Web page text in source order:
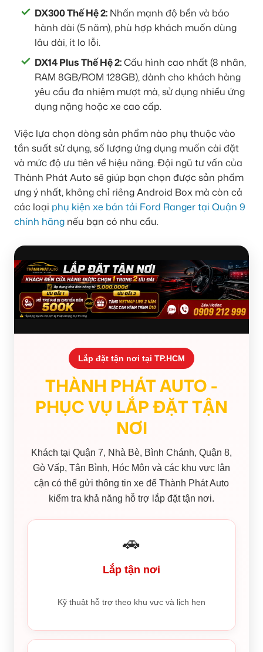
DX300 Thế Hệ 2: Nhấn mạnh độ bền và bảo
hành dài (5 năm), phù hợp khách muốn dùng
lâu dài, ít lo lỗi.
DX14 Plus Thế Hệ 2:Cấu hình cao nhất (8 nhân,
RAM 8GB/ROM 128GB), dành cho khách hàng
yêu cầu đa nhiệm mượt mà, sử dụng nhiều ứng
dụng nặng hoặc xe cao cấp.
Việc lựa chọn dòng sản phẩm nào phụ thuộc vào
tần suất sử dụng, số lượng ứng dụng muốn cài đặt
và mức độ ưu tiên về hiệu năng. Đội ngũ tư vấn của
Thành Phát Auto sẽ giúp bạn chọn được sản phẩm
ưng ý nhất, không chỉ riêng Android Box mà còn cả
các loại phụ kiện xe bán tải Ford Ranger tại Quận 9
chính hãng nếu bạn có nhu cầu.
Lắp đặt tận nơi tại TP.HCM
THÀNH PHÁT AUTO -
PHỤC VỤ LẮP ĐẶT TẬN
NƠI
Khách tại Quận 7, Nhà Bè, Bình Chánh, Quận 8,
Gò Vấp, Tân Bình, Hóc Môn và các khu vực lân
cận có thể gửi thông tin xe để Thành Phát Auto
kiểm tra khả năng hỗ trợ lắp đặt tận nơi.
🚗
Lắp tận nơi
Kỹ thuật hỗ trợ theo khu vực và lịch hẹn